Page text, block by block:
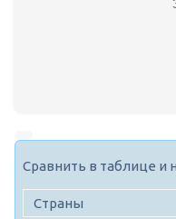
Сравнить в таблице и